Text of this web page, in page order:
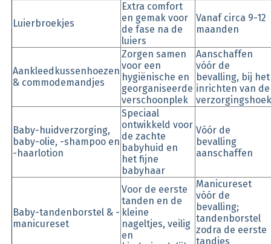
Luierbroekjes
Extra comfort
en gemak voor
de fase na de
luiers
Vanaf circa 9-12
maanden
Aankleedkussenhoezen
& commodemandjes
Zorgen samen
voor een
hygiënische en
georganiseerde
verschoonplek
Aanschaffen
vóór de
bevalling, bij het
inrichten van de
verzorgingshoek
Baby-huidverzorging,
baby-olie, -shampoo en
-haarlotion
Speciaal
ontwikkeld voor
de zachte
babyhuid en
het fijne
babyhaar
Vóór de
bevalling
aanschaffen
Baby-tandenborstel & -
manicureset
Voor de eerste
tanden en de
kleine
nageltjes, veilig
en
Manicureset
vóór de
bevalling;
tandenborstel
zodra de eerste
tandjes